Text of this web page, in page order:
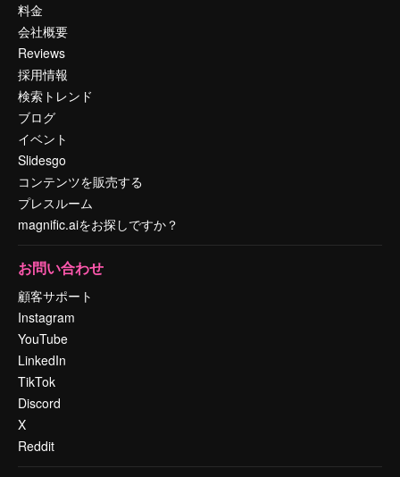
料金
会社概要
Reviews
採用情報
検索トレンド
ブログ
イベント
Slidesgo
コンテンツを販売する
プレスルーム
magnific.aiをお探しですか？
お問い合わせ
顧客サポート
Instagram
YouTube
LinkedIn
TikTok
Discord
X
Reddit